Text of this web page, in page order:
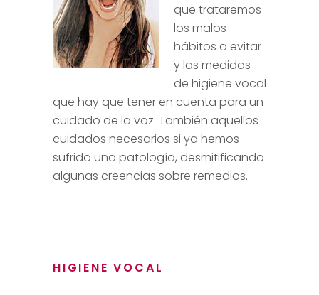
que trataremos
los malos
hábitos a evitar
y las medidas
de higiene vocal
que hay que tener en cuenta para un
cuidado de la voz. También aquellos
cuidados necesarios si ya hemos
sufrido una patología, desmitificando
algunas creencias sobre remedios.
HIGIENE VOCAL